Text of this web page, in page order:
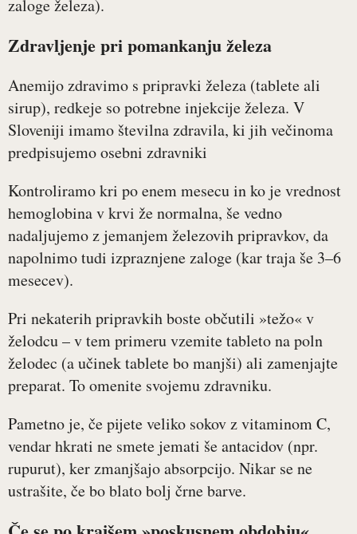
zaloge železa).
Zdravljenje pri pomankanju železa
Anemijo zdravimo s pripravki železa (tablete ali
sirup), redkeje so potrebne injekcije železa. V
Sloveniji imamo številna zdravila, ki jih večinoma
predpisujemo osebni zdravniki
Kontroliramo kri po enem mesecu in ko je vrednost
hemoglobina v krvi že normalna, še vedno
nadaljujemo z jemanjem železovih pripravkov, da
napolnimo tudi izpraznjene zaloge (kar traja še 3–6
mesecev).
Pri nekaterih pripravkih boste občutili »težo« v
želodcu – v tem primeru vzemite tableto na poln
želodec (a učinek tablete bo manjši) ali zamenjajte
preparat. To omenite svojemu zdravniku.
Pametno je, če pijete veliko sokov z vitaminom C,
vendar hkrati ne smete jemati še antacidov (npr.
rupurut), ker zmanjšajo absorpcijo. Nikar se ne
ustrašite, če bo blato bolj črne barve.